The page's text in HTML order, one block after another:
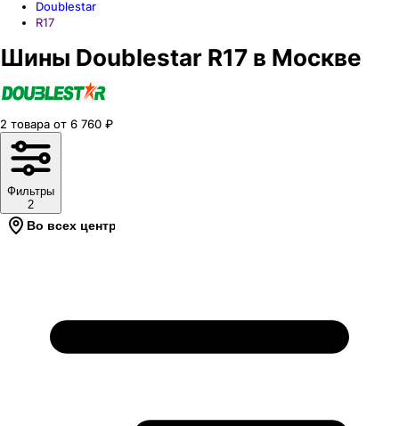
Doublestar
R17
Шины Doublestar R17 в Москве
2 товара от 6 760 ₽
Фильтры
2
Во всех центрах